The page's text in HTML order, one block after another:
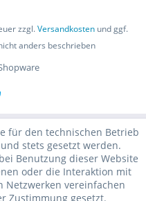
zzgl.Versandkosten und ggf.
anders beschrieben
für den technischen Betrieb
stets gesetzt werden.
Benutzung dieser Website
oder die Interaktion mit
Netzwerken vereinfachen
Zustimmung gesetzt.